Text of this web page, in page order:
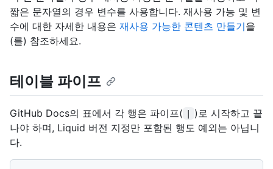
짧은 문자열의 경우 변수를 사용합니다. 재사용 가능 및 변
수에 대한 자세한 내용은 재사용 가능한 콘텐츠 만들기을
(를) 참조하세요.
테이블 파이프
GitHub Docs의 표에서 각 행은 파이프( |
)로 시작하고 끝
나야 하며, Liquid 버전 지정만 포함된 행도 예외는 아닙니
다.